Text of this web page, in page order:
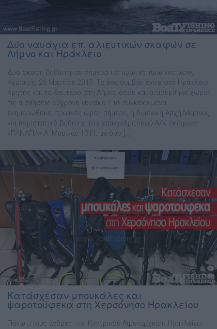
Δύο ναυάγια επ. αλιευτικών σκαφών σε
Λήμνο και Ηράκλειο
Δύο σκάφη βυθίστηκαν σήμερα τις πρώτες πρωινές ώρες
Κυριακής 26 Μαρτίου 2017. Το ένα συμβάν έγινε στο Ηράκλειο
Κρήτης και το δεύτερο στη Λήμνο όπου και ανασύρθηκε χωρίς
τις αισθήσεις 60χρονη γυναίκα. Πιο συγκεκριμένα,
ενημερώθηκε, πρωινές ώρες σήμερα, η Λιμενική Αρχή Μύρινας
για περιστατικό βύθισης του επαγγελματικού Α/Κ σκάφους
«ΠΑΝΑΓΙΑ» Λ. Μύρινας 1311, με δύο […]
Κατάσχεσαν μπουκάλες και
ψαροτούφεκα στη Χερσόνησο Ηρακλείου
Πάνω στους άνδρες του Κεντρικού Λιμεναρχείου Ηρακλείου